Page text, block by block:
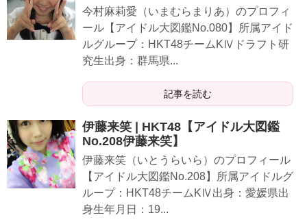
今村麻莉愛（いまむらまりあ）のプロフィ
ール【アイドル大図鑑No.080】所属アイド
ルグループ：HKT48チームKⅣドラフト研
究生出身：群馬県...
記事を読む
伊藤来笑 | HKT48【アイドル大図鑑
No.208伊藤来笑】
伊藤来笑（いとうらいら）のプロフィール
【アイドル大図鑑No.208】所属アイドルグ
ループ：HKT48チームKⅣ出身：愛媛県出
身生年月日：19...